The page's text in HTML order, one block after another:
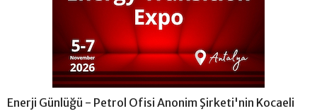
Enerji Günlüğü - Petrol Ofisi Anonim Şirketi'nin Kocaeli